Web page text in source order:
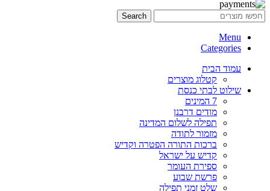
Search
Menu
Categories
עמוד הבית
קטלוג מוצרים
שילוט לבתי כנסת
7 המינים
מודים דרבנן
תפילה לשלום המדינה
מזמור לתודה
ברכות התורה הפטרה וקדיש
קדיש על ישראל
ספירת העומר
פרשת שבוע
שלט זמני תפילה